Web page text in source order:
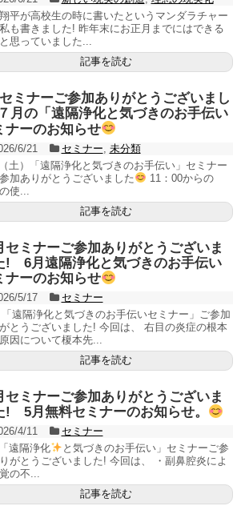
平が高校生の時に書いたというマンダラチャー
私も書きました! 昨年末にお正月までにはできる
思っていました...
記事を読む
ミナーご参加ありがとうございまし
月の「遠隔浄化と気づきのお手伝い
ナーのお知らせ
6/21 セミナー 未分類
土）「遠隔浄化と気づきのお手伝い」セミナー
加ありがとうございました
11：00からの
使...
記事を読む
セミナーご参加ありがとうございま
! 6月遠隔浄化と気づきのお手伝い
ナーのお知らせ
5/17
セミナー
遠隔浄化と気づきのお手伝いセミナー」ご参加
とうございました! 今回は、 右目の炎症の根本
因について榎本先...
記事を読む
セミナーご参加ありがとうございま
! 5月無料セミナーのお知らせ。
4/11
セミナー
遠隔浄化
と気づきのお手伝い」セミナーご参
がとうございました! 今回は、 ・副鼻腔炎によ
の不...
記事を読む